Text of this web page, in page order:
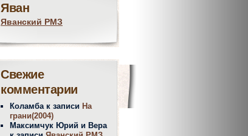
Яван
Яванский РМЗ
Свежие
комментарии
Коламбак записи На
грани(2004)
Максимчук Юрий и Вера